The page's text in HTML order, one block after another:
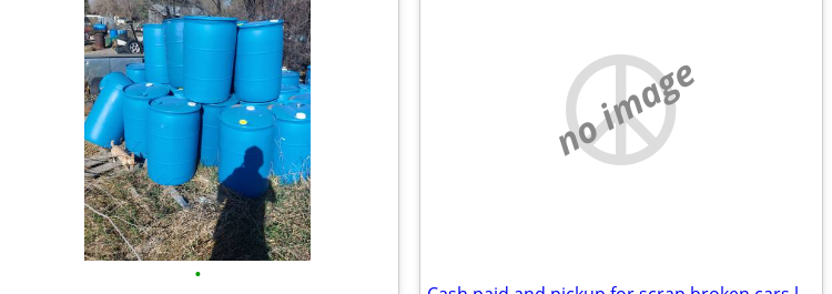
•
no image